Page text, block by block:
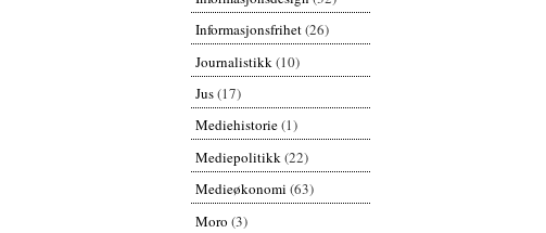
Informasjonsfrihet(26)
Journalistikk(10)
Jus(17)
Mediehistorie(1)
Mediepolitikk(22)
Medieøkonomi (63)
Moro (3)